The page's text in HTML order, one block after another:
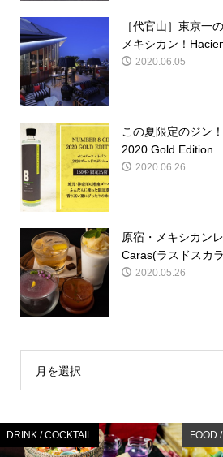
［代官山］東京一
メキシカン！
2020.06.05
この夏限定のジン
2020 Gold Edition
2020.06.26
原宿・メキシカン
Caras(ラスドスカ
2020.05.26
月を選択
DRINK / COCKTAIL FOOD